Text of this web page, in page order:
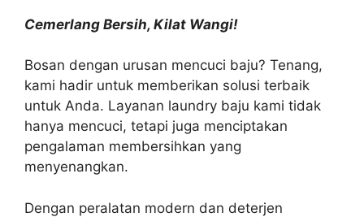
Cemerlang Bersih, Kilat Wangi!
Bosan dengan urusan mencuci baju? Tenang,
kami hadir untuk memberikan solusi terbaik
untuk Anda. Layanan laundry baju kami tidak
hanya mencuci, tetapi juga menciptakan
pengalaman membersihkan yang
menyenangkan.
Dengan peralatan modern dan deterjen